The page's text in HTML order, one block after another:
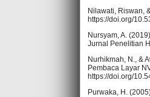
Nilawati, Riswan,
https://doi.org/
Nursyam, A.
Jurnal Penelitian
Nurhikmah, N., &
Pembaca Layar
https://doi.org/
Purwaka, H.